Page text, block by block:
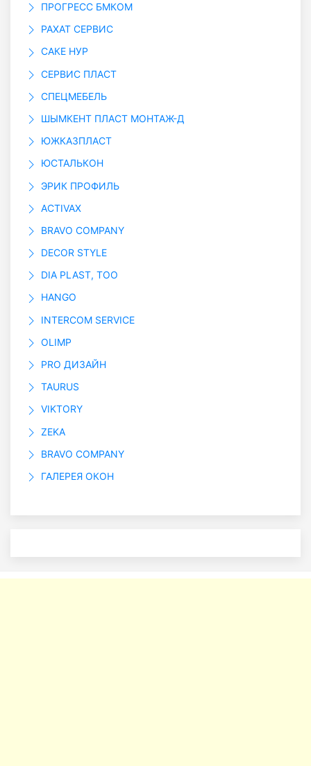
ПРОГРЕСС БМКОМ
РАХАТ СЕРВИС
САКЕ НУР
СЕРВИС ПЛАСТ
СПЕЦМЕБЕЛЬ
ШЫМКЕНТ ПЛАСТ МОНТАЖ-Д
ЮЖКАЗПЛАСТ
ЮСТАЛЬКОН
ЭРИК ПРОФИЛЬ
ACTIVAX
BRAVO COMPANY
DECOR STYLE
DIA PLAST, ТОО
HANGO
INTERCOM SERVICE
OLIMP
PRO ДИЗАЙН
TAURUS
VIKTORY
ZEKA
BRAVO COMPANY
ГАЛЕРЕЯ ОКОН